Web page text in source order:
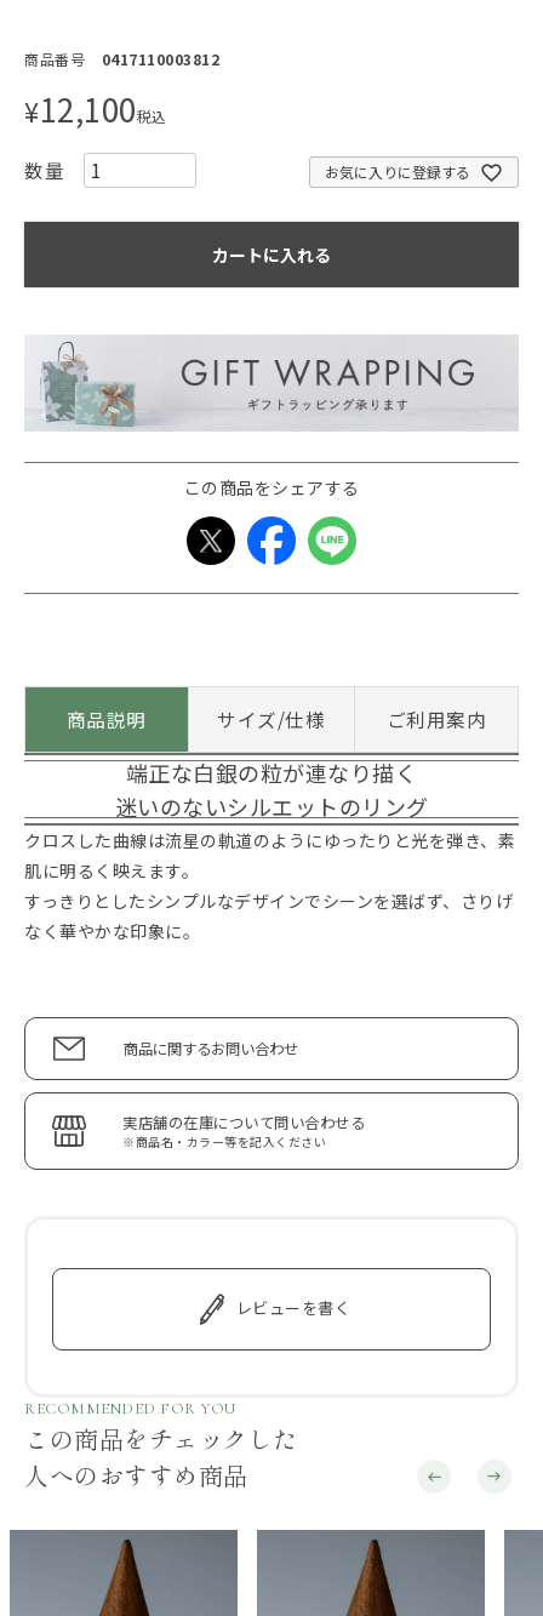
商品番号 0417110003812
¥12,100税込
お気に入りに登録する
カートに入れる
この商品をシェアする
商品説明 サイズ/仕様 ご利用案内
端正な白銀の粒が連なり描く
迷いのないシルエットのリング
クロスした曲線は流星の軌道のようにゆったりと光を弾き、素
肌に明るく映えます。
すっきりとしたシンプルなデザインでシーンを選ばず、さりげ
なく華やかな印象に。
商品に関するお問い合わせ
実店舗の在庫について問い合わせる
※商品名・カラー等を記入ください
レビューを書く
RECOMMENDED FOR YOU
この商品をチェックした
人へのおすすめ商品